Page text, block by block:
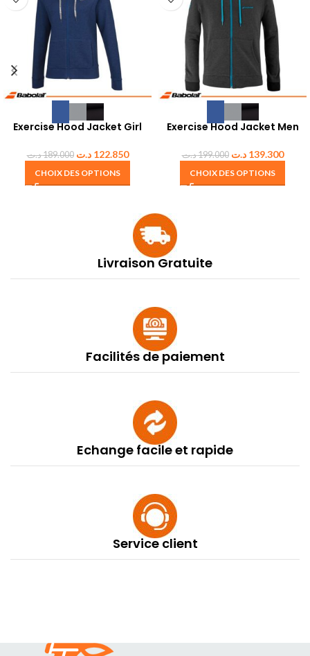
Exercise Hood Jacket Girl
189.000د.ت 122.850 د.ت
CHOIX DES OPTIONS
Exercise Hood Jacket Men
199.000د.ت 139.300 د.ت
CHOIX DES OPTIONS
Livraison Gratuite
Facilités de paiement
Echange facile et rapide
Service client